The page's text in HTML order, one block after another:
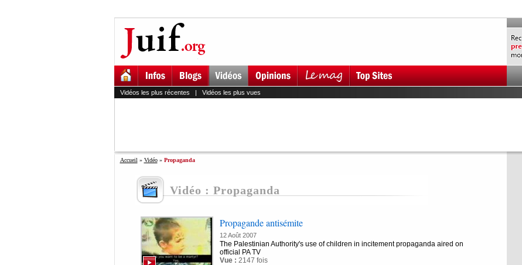
Vidéos les plus récentes | Vidéos les plus vues
Accueil » Vidéo» Propaganda
Vidéo : Propaganda
Propagande antisémite
12 Août 2007
The Palestinian Authority's use of children in incitement propaganda aired on
official PA TV
Vue : 2147 fois